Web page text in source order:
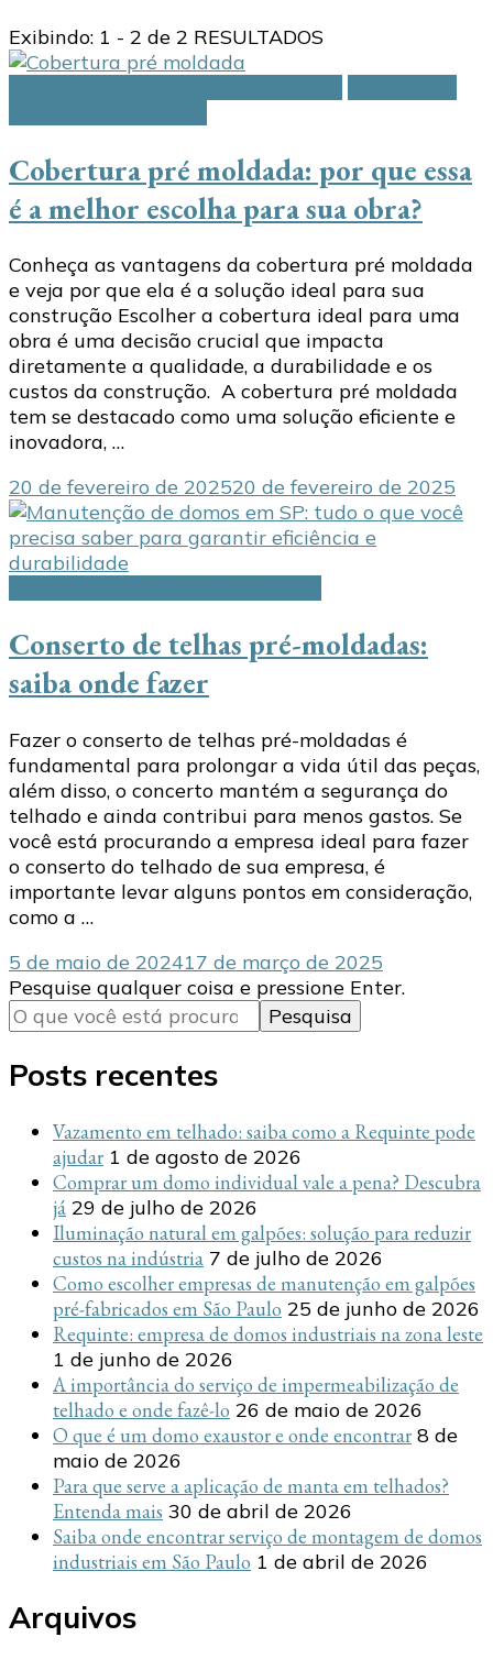
Exibindo: 1 - 2 de 2 RESULTADOS
Cobertura pré moldada: por que essa
é a melhor escolha para sua obra?
Conheça as vantagens da cobertura pré moldada
e veja por que ela é a solução ideal para sua
construção Escolher a cobertura ideal para uma
obra é uma decisão crucial que impacta
diretamente a qualidade, a durabilidade e os
custos da construção. A cobertura pré moldada
tem se destacado como uma solução eficiente e
inovadora, …
20 de fevereiro de 202520 de fevereiro de 2025
Conserto de telhas pré-moldadas:
saiba onde fazer
Fazer o conserto de telhas pré-moldadas é
fundamental para prolongar a vida útil das peças,
além disso, o concerto mantém a segurança do
telhado e ainda contribui para menos gastos. Se
você está procurando a empresa ideal para fazer
o conserto do telhado de sua empresa, é
importante levar alguns pontos em consideração,
como a …
5 de maio de 202417 de março de 2025
Procurando
algo?
Pesquise qualquer coisa e pressione Enter.
Posts recentes
Vazamento em telhado: saiba como a Requinte pode
ajudar 1 de agosto de 2026
Comprar um domo individual vale a pena? Descubra
já 29 de julho de 2026
Iluminação natural em galpões: solução para reduzir
custos na indústria 7 de julho de 2026
Como escolher empresas de manutenção em galpões
pré-fabricados em São Paulo 25 de junho de 2026
Requinte: empresa de domos industriais na zona leste
1 de junho de 2026
A importância do serviço de impermeabilização de
telhado e onde fazê-lo 26 de maio de 2026
O que é um domo exaustor e onde encontrar 8 de
maio de 2026
Para que serve a aplicação de manta em telhados?
Entenda mais 30 de abril de 2026
Saiba onde encontrar serviço de montagem de domos
industriais em São Paulo 1 de abril de 2026
Arquivos